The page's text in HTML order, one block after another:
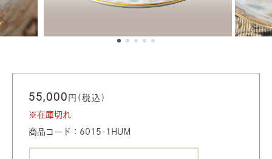
55,000 円(税込)
※在庫切れ
商品コード：6015-1HUM